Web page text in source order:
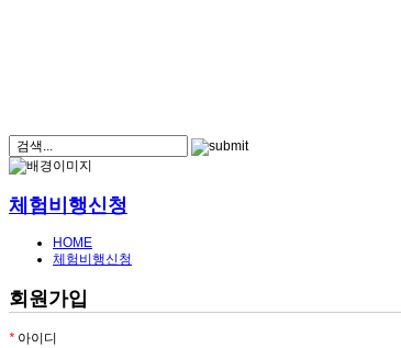
체험비행신청
HOME
체험비행신청
회원가입
* 아이디